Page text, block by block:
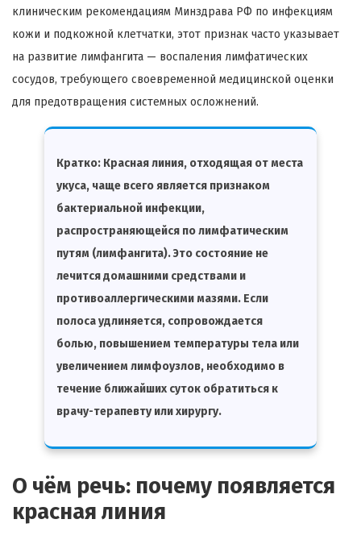
клиническим рекомендациям Минздрава РФ по инфекциям
кожи и подкожной клетчатки, этот признак часто указывает
на развитие лимфангита — воспаления лимфатических
сосудов, требующего своевременной медицинской оценки
для предотвращения системных осложнений.
Кратко: Красная линия, отходящая от места
укуса, чаще всего является признаком
бактериальной инфекции,
распространяющейся по лимфатическим
путям (лимфангита). Это состояние не
лечится домашними средствами и
противоаллергическими мазями. Если
полоса удлиняется, сопровождается
болью, повышением температуры тела или
увеличением лимфоузлов, необходимо в
течение ближайших суток обратиться к
врачу-терапевту или хирургу.
О чём речь: почему появляется
красная линия